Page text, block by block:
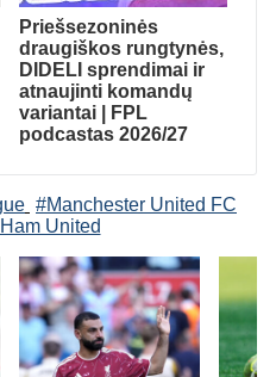
Priešsezoninės
draugiškos rungtynės,
DIDELI sprendimai ir
atnaujinti komandų
variantai | FPL
podcastas 2026/27
#Manchester United FC
United